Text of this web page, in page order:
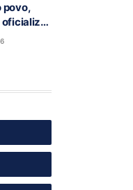
povo,
oficializa